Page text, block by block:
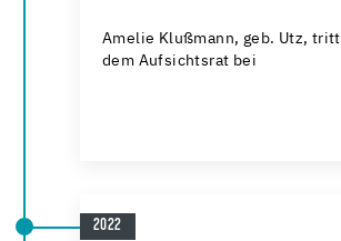
Amelie Klußmann, geb. Utz, tritt
dem Aufsichtsrat bei
2022